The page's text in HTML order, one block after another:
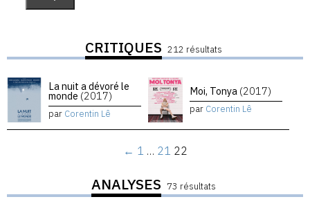
CRITIQUES 212 résultats
La nuit a dévoré le
monde (2017)
par Corentin Lê
Moi, Tonya (2017)
par Corentin Lê
← 1 … 21 22
ANALYSES 73 résultats